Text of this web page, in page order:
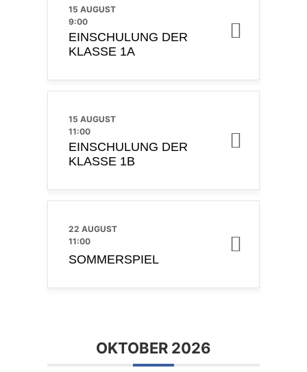
15 AUGUST
9:00
EINSCHULUNG DER
KLASSE 1A
15 AUGUST
11:00
EINSCHULUNG DER
KLASSE 1B
22 AUGUST
11:00
SOMMERSPIEL
OKTOBER 2026